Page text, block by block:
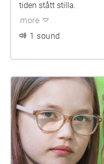
tiden stått stilla.
more
1 sound